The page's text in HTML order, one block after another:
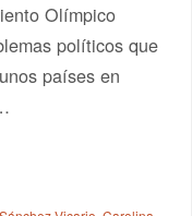
Olímpico
políticos que
países en